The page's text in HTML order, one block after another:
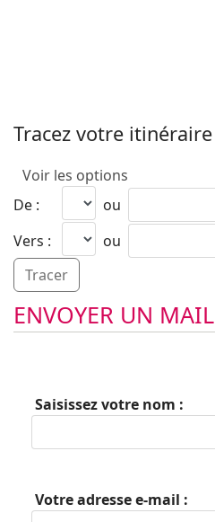
Tracez votre itinéraire
Voir les options
De :
ou
Vers :
ou
ENVOYER UN MAIL
Saisissez votre nom :
Votre adresse e-mail :